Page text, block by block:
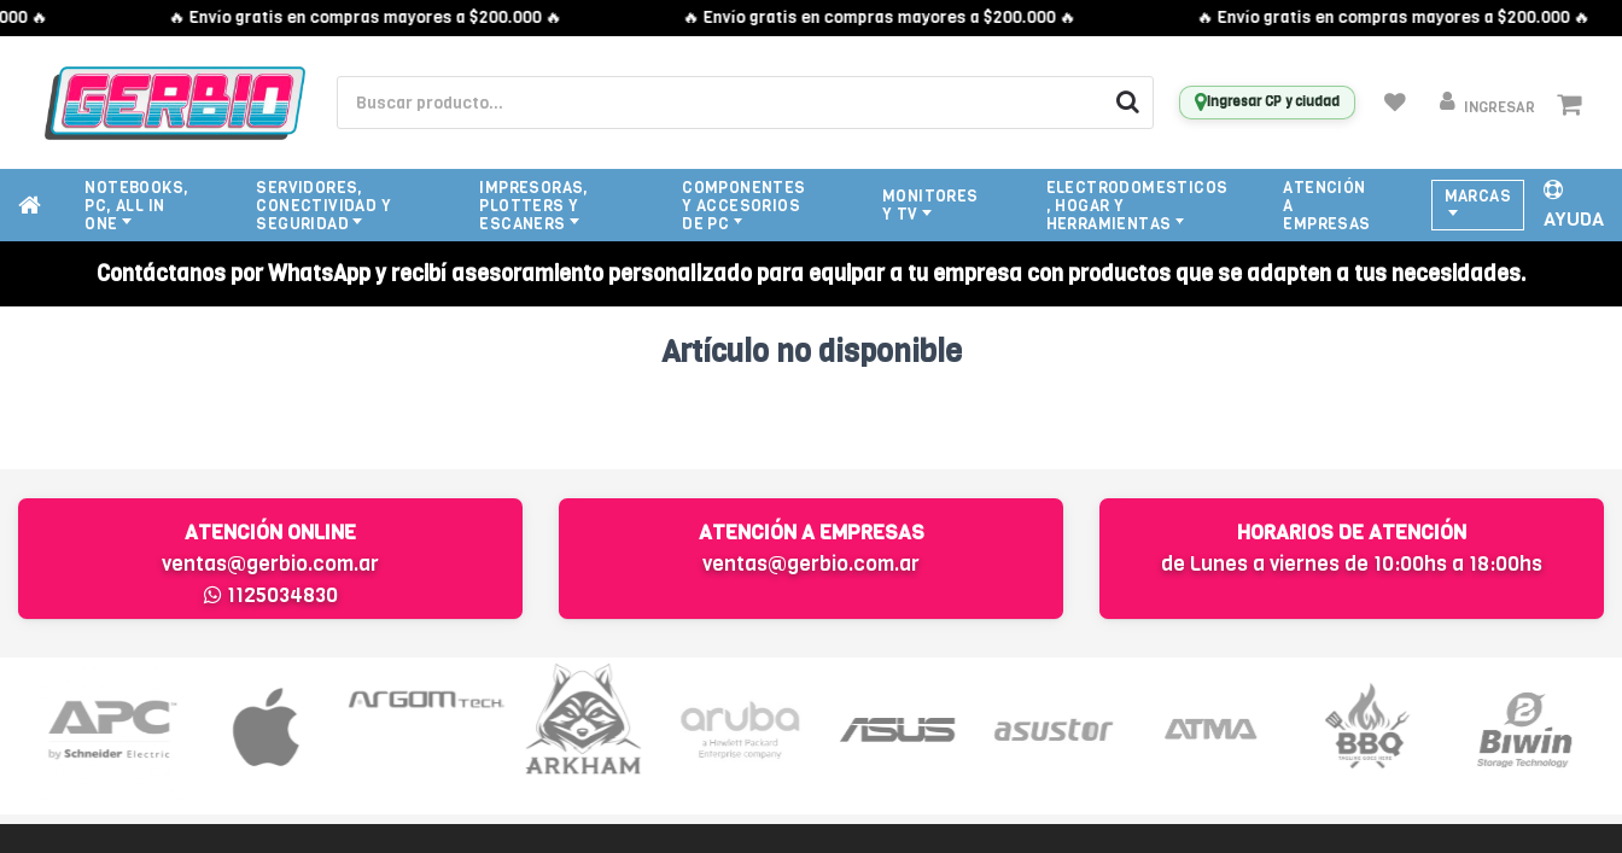
🔥 🔥 Envío gratis en compras mayores a $200.000 🔥 🔥 Envío gratis en compras mayores a $200.000 🔥 🔥 Envío gratis en compras mayores a $200.000 🔥
Ingresar CP y ciudad INGRESAR
NOTEBOOKS,
PC, ALL IN
ONE
SERVIDORES,
CONECTIVIDAD Y
SEGURIDAD
IMPRESORAS,
PLOTTERS Y
ESCANERS
COMPONENTES
Y ACCESORIOS
DE PC
MONITORES
Y TV
ELECTRODOMESTICOS
, HOGAR Y
HERRAMIENTAS
ATENCIÓN
A
EMPRESAS
MARCAS
AYUDA
Contáctanos por WhatsApp y recibí asesoramiento personalizado para equipar a tu empresa con productos que se adapten a tus necesidades.
Artículo no disponible
ATENCIÓN ONLINE
ventas@gerbio.com.ar
1125034830
ATENCIÓN A EMPRESAS
ventas@gerbio.com.ar
HORARIOS DE ATENCIÓN
de Lunes a viernes de 10:00hs a 18:00hs